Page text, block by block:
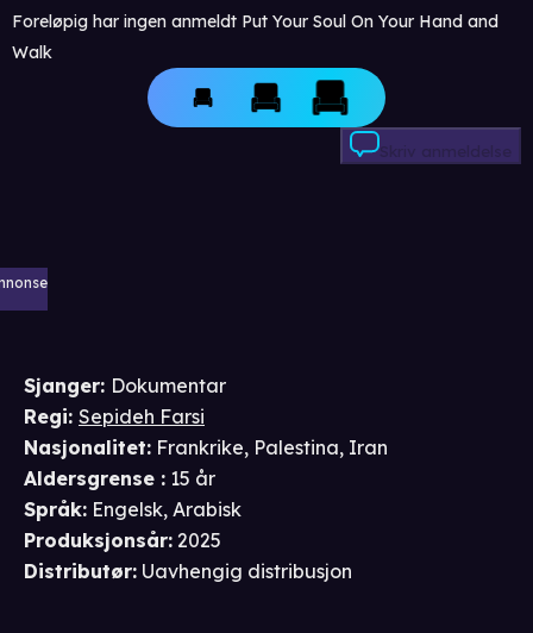
Foreløpig har ingen anmeldt Put Your Soul On Your Hand and
Walk
Skriv anmeldelse
Sjanger: Dokumentar
Regi: Sepideh Farsi
Nasjonalitet: Frankrike, Palestina, Iran
Aldersgrense : 15 år
Språk: Engelsk, Arabisk
Produksjonsår: 2025
Distributør: Uavhengig distribusjon